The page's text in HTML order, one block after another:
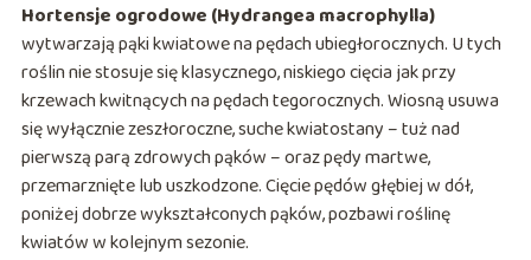
Hortensje ogrodowe (Hydrangea macrophylla)
wytwarzają pąki kwiatowe na pędach ubiegłorocznych. U tych
roślin nie stosuje się klasycznego, niskiego cięcia jak przy
krzewach kwitnących na pędach tegorocznych. Wiosną usuwa
się wyłącznie zeszłoroczne, suche kwiatostany – tuż nad
pierwszą parą zdrowych pąków – oraz pędy martwe,
przemarznięte lub uszkodzone. Cięcie pędów głębiej w dół,
poniżej dobrze wykształconych pąków, pozbawi roślinę
kwiatów w kolejnym sezonie.